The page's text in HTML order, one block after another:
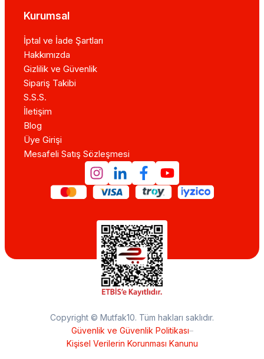
Kurumsal
İptal ve İade Şartları
Hakkımızda
Gizlilik ve Güvenlik
Sipariş Takibi
S.S.S.
İletişim
Blog
Üye Girişi
Mesafeli Satış Sözleşmesi
Copyright © Mutfak10. Tüm hakları saklıdır.
Güvenlik ve Güvenlik Politikası–
Kişisel Verilerin Korunması Kanunu